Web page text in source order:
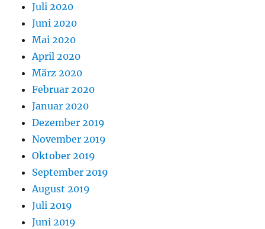
Juli 2020
Juni 2020
Mai 2020
April 2020
März 2020
Februar 2020
Januar 2020
Dezember 2019
November 2019
Oktober 2019
September 2019
August 2019
Juli 2019
Juni 2019